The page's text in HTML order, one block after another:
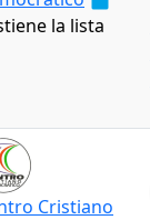
la lista
Cristiano